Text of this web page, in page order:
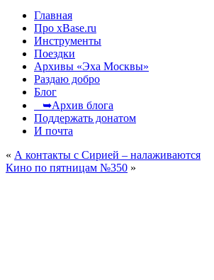
Главная
Про xBase.ru
Инструменты
Поездки
Архивы «Эха Москвы»
Раздаю добро
Блог
➥Архив блога
Поддержать донатом
И почта
« А контакты с Сирией – налаживаются
Кино по пятницам №350 »